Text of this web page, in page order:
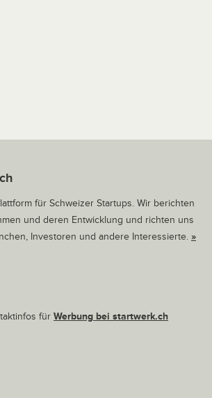
für Schweizer Startups. Wir berichten
und deren Entwicklung und richten uns
Investoren und andere Interessierte. »
für Werbung bei startwerk.ch